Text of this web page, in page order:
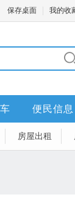
保存桌面 我的收
便民信息
房屋出租